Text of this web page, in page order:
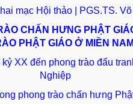
mạc Hội thảo | PGS.TS.
CHẤN HƯNG PHẬT
PHẬT GIÁO Ở MIỀN
XX đến phong trào đấu
Nghiệp
phong trào chấn hưng